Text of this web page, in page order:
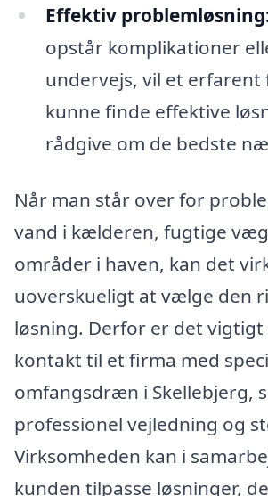
Effektiv
opstår komplikationer
undervejs, vil et
kunne finde effektive
rådgive om de bedste
Når man står over for
vand i kælderen, fugtige
områder i haven, kan det
uoverskueligt at vælge den
løsning. Derfor er det vigtigt
kontakt til et firma med
omfangsdræn i Skellebjerg,
professionel vejledning og
Virksomheden kan i
kunden tilpasse løsninger,